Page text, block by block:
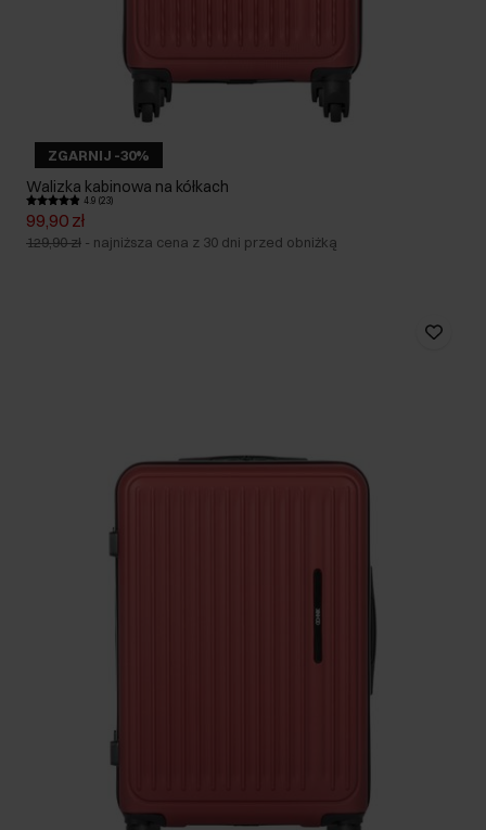
ZGARNIJ -30%
Walizka kabinowa na kółkach
4.9 (23)
99,90 zł
129,90 zł - najniższa cena z 30 dni przed obniżką